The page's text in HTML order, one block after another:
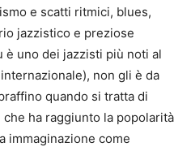
e scatti ritmici, blues,
jazzistico e preziose
è uno dei jazzisti più noti al
non gli è da
quando si tratta di
ha raggiunto la popolarità
immaginazione come